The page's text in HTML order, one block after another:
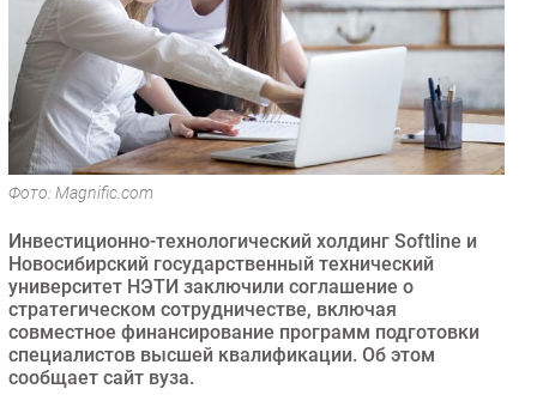
ПО
Outsourcing
Кадры
Регулирование
Финансы
Web
Безопасность
Инновации
CIO/Управление ИТ
Гаджеты
Здоровье
Фото: Magnific.com
Инвестиционно-технологический холдинг Softline и
Новосибирский государственный технический
университет НЭТИ заключили соглашение о
стратегическом сотрудничестве, включая
совместное финансирование программ подготовки
специалистов высшей квалификации. Об этом
сообщает сайт вуза.